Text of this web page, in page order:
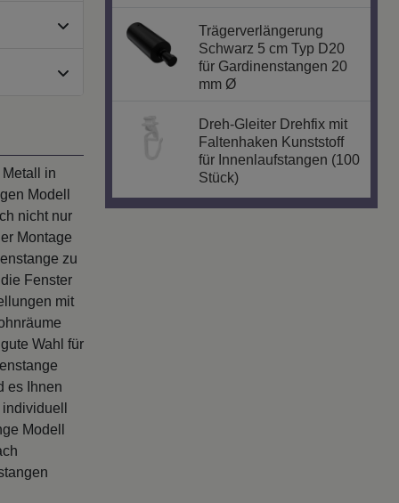
in
Modell
nicht nur
Montage
zu
Fenster
mit
Wahl für
es Ihnen
Modell
Trägerverlängerung
Schwarz 5 cm Typ D20
für Gardinenstangen 20
mm Ø
Dreh-Gleiter Drehfix mit
Faltenhaken Kunststoff
für Innenlaufstangen (100
Stück)